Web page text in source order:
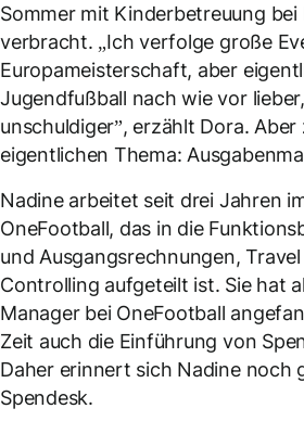
Sommer mit Kinderbetreuung bei
verbracht. „Ich verfolge große
Europameisterschaft, aber
Jugendfußball nach wie vor
unschuldiger”, erzählt Dora. Aber
eigentlichen Thema:
Nadine arbeitet seit drei Jahren
OneFootball, das in die
und Ausgangsrechnungen,
Controlling aufgeteilt ist. Sie hat
Manager bei OneFootball
Zeit auch die Einführung von
Daher erinnert sich Nadine noch
Spendesk.